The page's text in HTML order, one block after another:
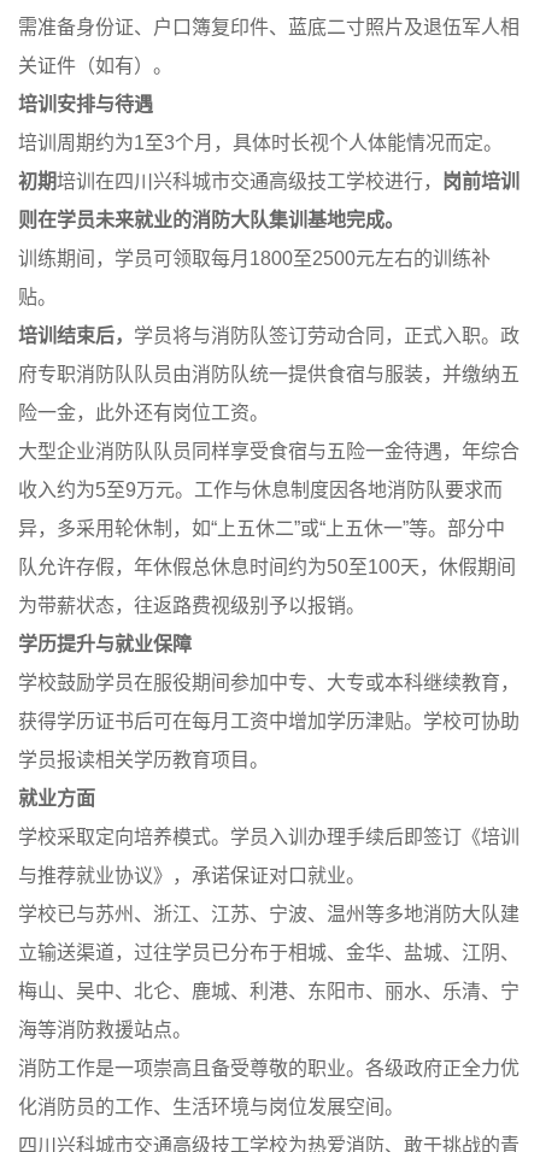
需准备身份证、户口簿复印件、蓝底二寸照片及退伍军人相
关证件（如有）。
培训安排与待遇
培训周期约为1至3个月，具体时长视个人体能情况而定。
初期培训在四川兴科城市交通高级技工学校进行，
岗前培训
则在学员未来就业的消防大队集训基地完成。
训练期间，学员可领取每月1800至2500元左右的训练补
贴。
培训结束后， 学员将与消防队签订劳动合同，正式入职。政
府专职消防队队员由消防队统一提供食宿与服装，并缴纳五
险一金，此外还有岗位工资。
大型企业消防队队员同样享受食宿与五险一金待遇，年综合
收入约为5至9万元。工作与休息制度因各地消防队要求而
异，多采用轮休制，如“上五休二”或“上五休一”等。部分中
队允许存假，年休假总休息时间约为50至100天，休假期间
为带薪状态，往返路费视级别予以报销。
学历提升与就业保障
学校鼓励学员在服役期间参加中专、大专或本科继续教育，
获得学历证书后可在每月工资中增加学历津贴。学校可协助
学员报读相关学历教育项目。
就业方面
学校采取定向培养模式。学员入训办理手续后即签订《培训
与推荐就业协议》，承诺保证对口就业。
学校已与苏州、浙江、江苏、宁波、温州等多地消防大队建
立输送渠道，过往学员已分布于相城、金华、盐城、江阴、
梅山、吴中、北仑、鹿城、利港、东阳市、丽水、乐清、宁
海等消防救援站点。
消防工作是一项崇高且备受尊敬的职业。各级政府正全力优
化消防员的工作、生活环境与岗位发展空间。
四川兴科城市交通高级技工学校为热爱消防、敢于挑战的青